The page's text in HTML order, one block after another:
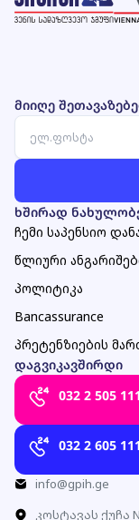
მიიღე
ხშირად
ჩემი საპენსიო
წლიური
პოლიტიკა
Bancassurance
პრეტენზიების
დაგვიკავშირდი
032 2 505 111
032 2 605
info@gpih.ge
კოსტავას ქუჩა